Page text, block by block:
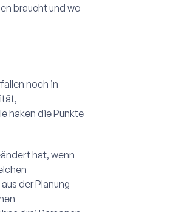
braucht und wo
noch in
haken die Punkte
hat, wenn
der Planung